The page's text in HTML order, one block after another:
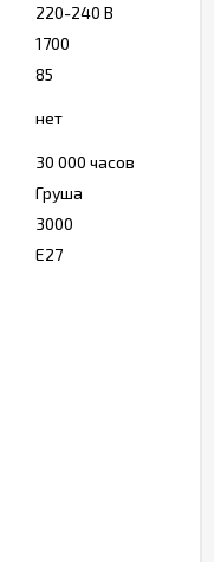
220-240 В
1700
85
нет
30 000 часов
Груша
3000
Е27